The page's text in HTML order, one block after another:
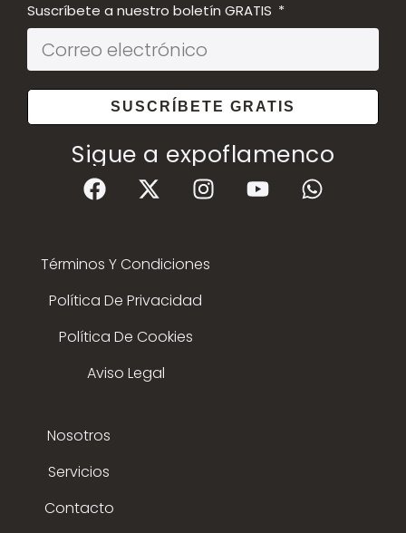
Suscríbete a nuestro boletín GRATIS
SUSCRÍBETE GRATIS
Sigue a expoflamenco
Términos Y Condiciones
Política De Privacidad
Política De Cookies
Aviso Legal
Nosotros
Servicios
Contacto